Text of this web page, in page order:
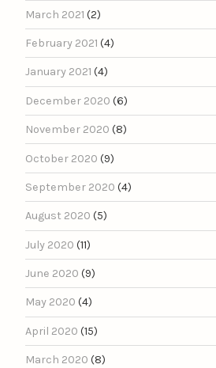
March 2021 (2)
February 2021 (4)
January 2021 (4)
December 2020 (6)
November 2020 (8)
October 2020 (9)
September 2020 (4)
August 2020 (5)
July 2020 (11)
June 2020 (9)
May 2020 (4)
April 2020 (15)
March 2020 (8)